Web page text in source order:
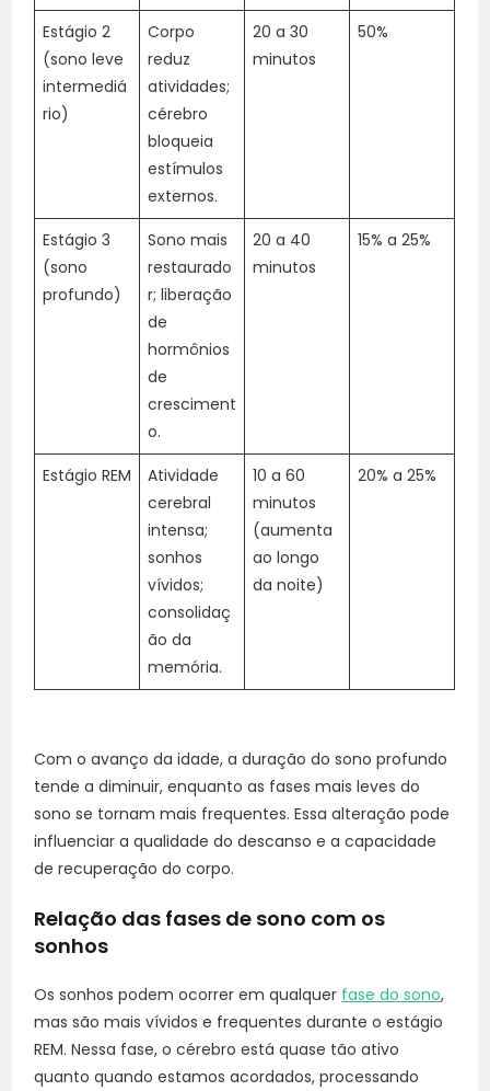
Estágio 2
(sono leve
intermediá
rio)
Corpo
reduz
atividades;
cérebro
bloqueia
estímulos
externos.
20 a 30
minutos
50%
Estágio 3
(sono
profundo)
Sono mais
restaurado
r; liberação
de
hormônios
de
cresciment
o.
20 a 40
minutos
15% a 25%
Estágio REM
Atividade
cerebral
intensa;
sonhos
vívidos;
consolidaç
ão da
memória.
10 a 60
minutos
(aumenta
ao longo
da noite)
20% a 25%
Com o avanço da idade, a duração do sono profundo
tende a diminuir, enquanto as fases mais leves do
sono se tornam mais frequentes. Essa alteração pode
influenciar a qualidade do descanso e a capacidade
de recuperação do corpo.
Relação das fases de sono com os
sonhos
Os sonhos podem ocorrer em qualquer fase do sono,
mas são mais vívidos e frequentes durante o estágio
REM. Nessa fase, o cérebro está quase tão ativo
quanto quando estamos acordados, processando